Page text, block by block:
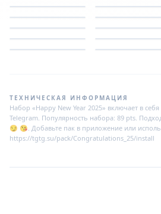
ТЕХНИЧЕСКАЯ ИНФОРМАЦИЯ
Набор «Happy New Year 2025» включает в
Telegram. Популярность набора: 89 pts.
😏 😘. Добавьте пак в приложение или
https://tgtg.su/pack/Congratulations_25/install